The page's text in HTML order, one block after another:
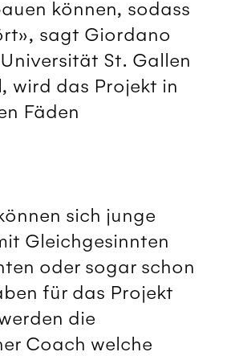
können, sodass
sagt Giordano
St. Gallen
wird das Projekt in
Fäden
sich junge
Gleichgesinnten
oder sogar schon
für das Projekt
die
Coach welche